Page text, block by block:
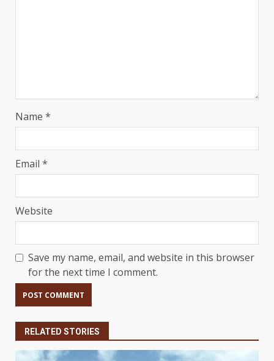
Name *
Email *
Website
Save my name, email, and website in this browser
for the next time I comment.
RELATED STORIES